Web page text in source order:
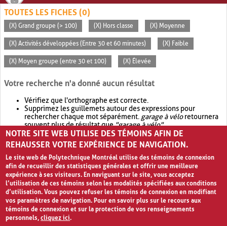
TOUTES LES FICHES (0)
(X) Grand groupe (> 100) (X) Hors classe (X) Moyenne
(X) Activités développées (Entre 30 et 60 minutes) (X) Faible
(X) Moyen groupe (entre 30 et 100) (X) Élevée
Votre recherche n'a donné aucun résultat
Vérifiez que l'orthographe est correcte.
Supprimez les guillemets autour des expressions pour
rechercher chaque mot séparément. garage à véloretournera
souvent plus de résultat que"garage à vélo".
Envisagez d'élargir votre recherche avec OR.garage OR vélo
retournera souvent plus de résultat quegarage à vélo
NOTRE SITE WEB UTILISE DES TÉMOINS AFIN DE
REHAUSSER VOTRE EXPÉRIENCE DE NAVIGATION.
Le site web de Polytechnique Montréal utilise des témoins de connexion
afin de recueillir des statistiques générales et offrir une meilleure
expérience à ses visiteurs. En naviguant sur le site, vous acceptez
l’utilisation de ces témoins selon les modalités spécifiées aux conditions
d’utilisation. Vous pouvez refuser les témoins de connexion en modifiant
vos paramètres de navigation. Pour en savoir plus sur le recours aux
témoins de connexion et sur la protection de vos renseignements
personnels,cliquez ici.